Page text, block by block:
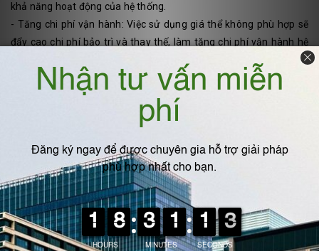
khả năng hoạt động của hệ thống.
- Tăng chi phí vận hành: Việc sử dụng giá thể không phù hợp sẽ
đẩy cao chi phí bảo trì và thay thế, làm tăng chi phí vận hành hệ
- Tổn thất về năng suất: Hệ thống xử lý nước thải sẽ không thể
đạt được năng suất tối ưu nếu giá thể không phù hợp với loại
5. Đơn vị cung cấp giá thể vi sinh D50 uy
tín chất lượng cao
IPF là một trong những đơn vị hàng đầu trong việc cung cấp các
giải pháp chất lượng cao cho ngành xử lý nước thải, đặc biệt là
các loại giá thể vi sinh. Các sản phẩm giá thể vi sinh của IPF được
thiết kế và sản xuất với những đặc điểm vượt trội, đáp ứng các